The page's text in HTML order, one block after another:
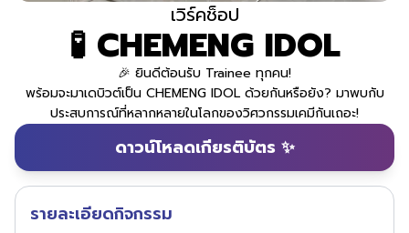
เวิร์คช็อป
🧪 CHEMENG IDOL
🎉 ยินดีต้อนรับ Trainee ทุกคน!
พร้อมจะมาเดบิวต์เป็น CHEMENG IDOL ด้วยกันหรือยัง? มาพบกับ
ประสบการณ์ที่หลากหลายในโลกของวิศวกรรมเคมีกันเถอะ!
ดาวน์โหลดเกียรติบัตร ✨
รายละเอียดกิจกรรม